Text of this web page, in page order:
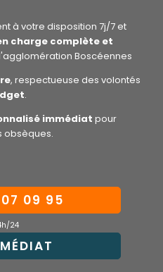
à votre disposition 7j/7 et
charge complète et
Boscéennes
, respectueuse des volontés
.
immédiat pour
obsèques.
09 95
24